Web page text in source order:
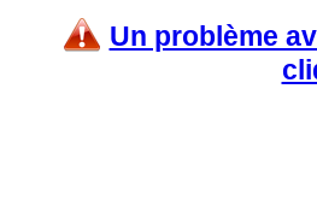
Un problème